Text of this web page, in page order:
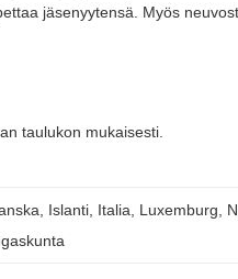
jäsenyytensä. Myös
taulukon mukaisesti.
Islanti, Italia, Luxemburg,